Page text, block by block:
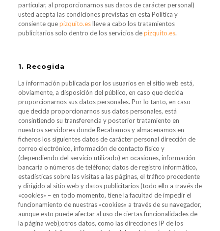
particular, al proporcionarnos sus datos de carácter personal)
usted acepta las condiciones previstas en esta Política y
consiente quepizquito.eslleve a cabo los tratamientos
publicitarios solo dentro de los servicios depizquito.es.
1. Recogida
La información publicada por los usuarios en el sitio web está,
obviamente, a disposición del público, en caso que decida
proporcionarnos sus datos personales. Por lo tanto, en caso
que decida proporcionarnos sus datos personales, está
consintiendo su transferencia y posterior tratamiento en
nuestros servidores donde Recabamos y almacenamos en
ficheros los siguientes datos de carácter personal dirección de
correo electrónico, información de contacto físico y
(dependiendo del servicio utilizado) en ocasiones, información
bancaria o números de teléfono; datos de registro informático,
estadísticas sobre las visitas a las páginas, el tráfico procedente
y dirigido al sitio web y datos publicitarios (todo ello a través de
«cookies» – en todo momento, tiene la facultad de impedir el
funcionamiento de nuestras «cookies» a través de su navegador,
aunque esto puede afectar al uso de ciertas funcionalidades de
la página web);otros datos, como las direcciones IP de los